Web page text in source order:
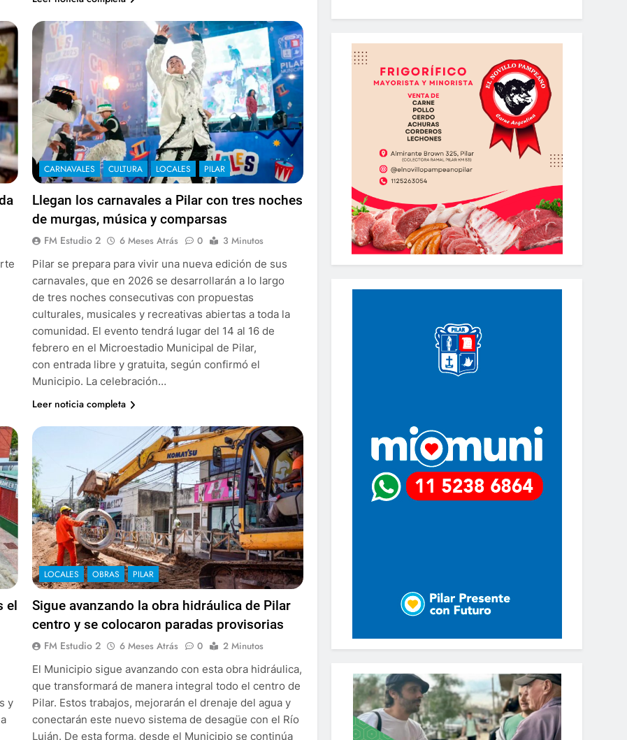
CARNAVALES CULTURA LOCALES PILAR
Llegan los carnavales a Pilar con tres noches
de murgas, música y comparsas
FM Estudio 2 6 Meses Atrás 0
3 Minutos
Pilar se prepara para vivir una nueva edición de sus
carnavales, que en 2026 se desarrollarán a lo largo
de tres noches consecutivas con propuestas
culturales, musicales y recreativas abiertas a toda la
comunidad. El evento tendrá lugar del 14 al 16 de
febrero en el Microestadio Municipal de Pilar,
con entrada libre y gratuita, según confirmó el
Municipio. La celebración…
Leer noticia completa
el
y
LOCALES OBRAS PILAR
Sigue avanzando la obra hidráulica de Pilar
centro y se colocaron paradas provisorias
FM Estudio 2 6 Meses Atrás 0
2 Minutos
El Municipio sigue avanzando con esta obra hidráulica,
que transformará de manera integral todo el centro de
Pilar. Estos trabajos, mejorarán el drenaje del agua y
conectarán este nuevo sistema de desagüe con el Río
Luján. De esta forma, desde el Municipio se continúa